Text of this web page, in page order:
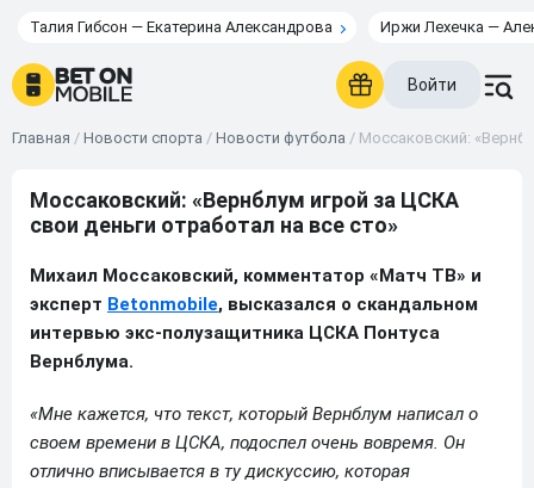
Талия Гибсон — Екатерина Александрова Иржи Лехечка —
Войти
Главная / Новости спорта / Новости футбола / Моссаковский:
Моссаковский: «Вернблум игрой за ЦСКА
свои деньги отработал на все сто»
Михаил Моссаковский, комментатор «Матч ТВ» и
эксперт Betonmobile, высказался о скандальном
интервью экс-полузащитника ЦСКА Понтуса
Вернблума.
«Мне кажется, что текст, который Вернблум написал о
своем времени в ЦСКА, подоспел очень вовремя. Он
отлично вписывается в ту дискуссию, которая